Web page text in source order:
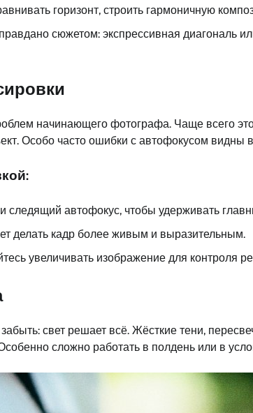
горизонт, строить гармоничную
сюжетом: экспрессивная диагональ
начинающего фотографа. Чаще всего
Особо часто ошибки с автофокусом
следящий автофокус, чтобы удерживать
делать кадр более живым и выразительным.
увеличивать изображение для контроля
свет решает всё. Жёсткие тени,
сложно работать в полдень или в